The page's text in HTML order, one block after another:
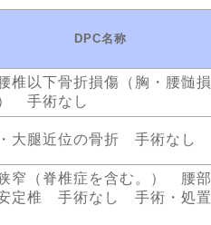
DPC名称
椎以下骨折損傷（胸・腰髄
手術なし
大腿近位の骨折 手術なし
窄（脊椎症を含む。） 腰
定椎 手術なし 手術・処